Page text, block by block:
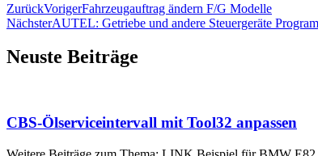
ZurückVorigerFahrzeugauftrag ändern F/G Modelle
NächsterAUTEL: Getriebe und andere Steuergeräte
Neuste Beiträge
CBS-Ölserviceintervall mit Tool32 anpassen